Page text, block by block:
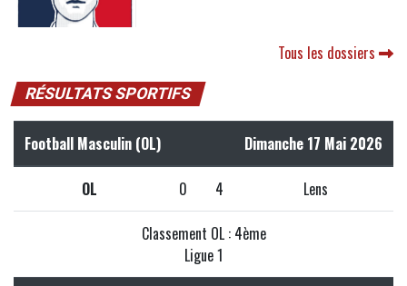
Tous les dossiers
RÉSULTATS SPORTIFS
Football Masculin (OL) Dimanche 17 Mai 2026
OL 0 4 Lens
Classement OL : 4ème
Ligue 1